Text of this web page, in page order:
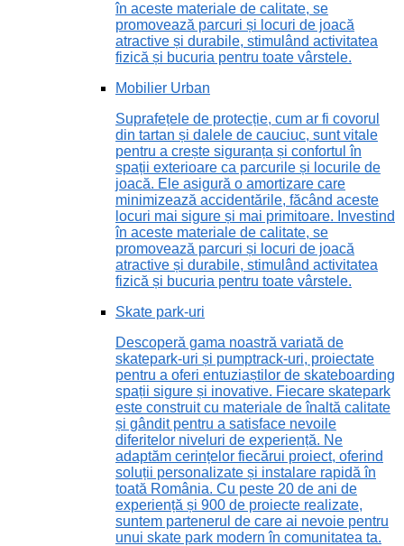
în aceste materiale de calitate, se
promovează parcuri și locuri de joacă
atractive și durabile, stimulând activitatea
fizică și bucuria pentru toate vârstele.
Mobilier Urban
Suprafețele de protecție, cum ar fi covorul
din tartan și dalele de cauciuc, sunt vitale
pentru a crește siguranța și confortul în
spații exterioare ca parcurile și locurile de
joacă. Ele asigură o amortizare care
minimizează accidentările, făcând aceste
locuri mai sigure și mai primitoare. Investind
în aceste materiale de calitate, se
promovează parcuri și locuri de joacă
atractive și durabile, stimulând activitatea
fizică și bucuria pentru toate vârstele.
Skate park-uri
Descoperă gama noastră variată de
skatepark-uri și pumptrack-uri, proiectate
pentru a oferi entuziaștilor de skateboarding
spații sigure și inovative. Fiecare skatepark
este construit cu materiale de înaltă calitate
și gândit pentru a satisface nevoile
diferitelor niveluri de experiență. Ne
adaptăm cerințelor fiecărui proiect, oferind
soluții personalizate și instalare rapidă în
toată România. Cu peste 20 de ani de
experiență și 900 de proiecte realizate,
suntem partenerul de care ai nevoie pentru
unui skate park modern în comunitatea ta.